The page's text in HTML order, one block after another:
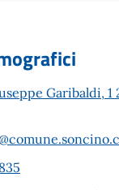
Garibaldi,